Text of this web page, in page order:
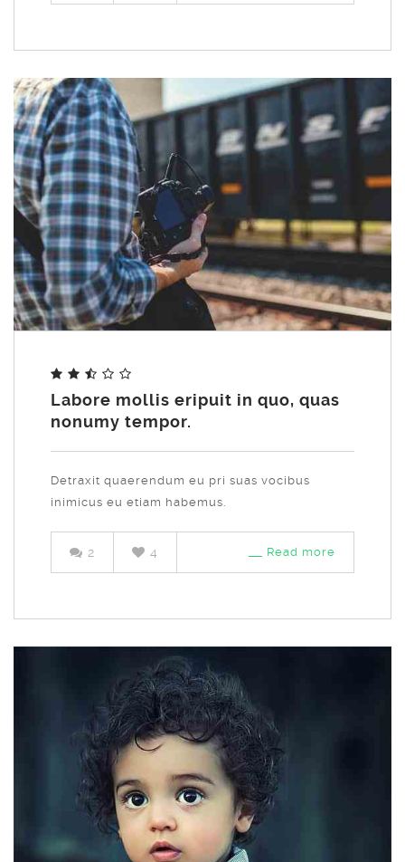
Share
Labore mollis eripuit in quo, quas
nonumy tempor.
Detraxit quaerendum eu pri suas vocibus
inimicus eu etiam habemus.
2 4 Read more